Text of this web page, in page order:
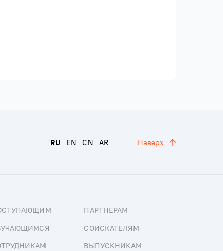
RU EN CN AR Наверх
ПАРТНЕРАМ
СОИСКАТЕЛЯМ
ВЫПУСКНИКАМ